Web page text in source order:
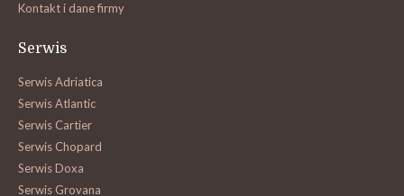
Kontakt i dane firmy
Serwis
Serwis Adriatica
Serwis Atlantic
Serwis Cartier
Serwis Chopard
Serwis Doxa
Serwis Grovana